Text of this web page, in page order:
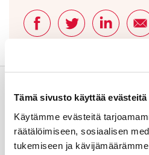
Tämä sivusto käyttää evästeitä
Käytämme evästeitä
räätälöimiseen, sosiaalisen
tukemiseen ja